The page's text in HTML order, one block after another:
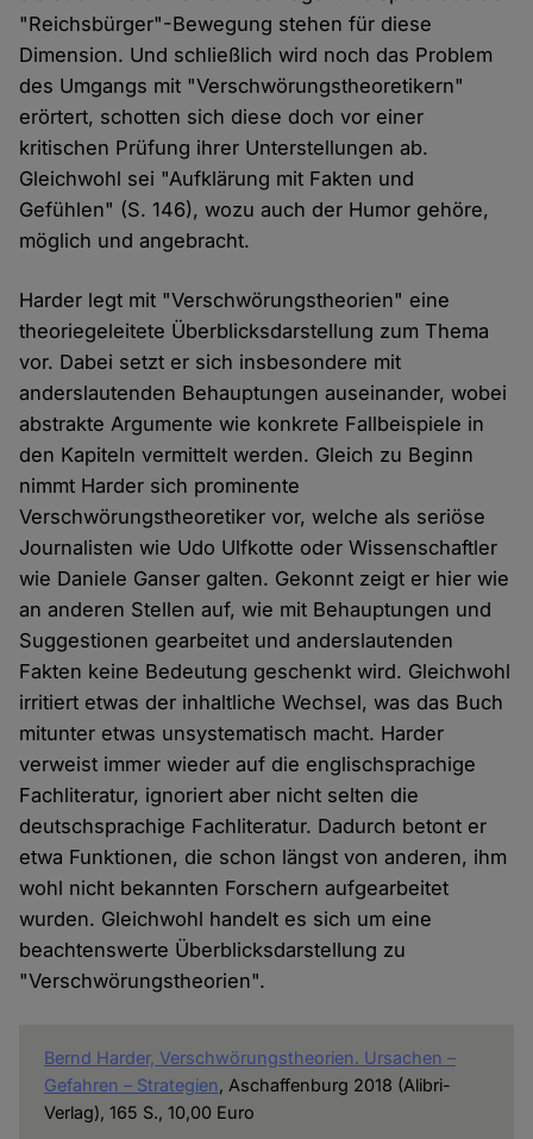
"Reichsbürger"-Bewegung stehen für diese
Dimension. Und schließlich wird noch das Problem
des Umgangs mit "Verschwörungstheoretikern"
erörtert, schotten sich diese doch vor einer
kritischen Prüfung ihrer Unterstellungen ab.
Gleichwohl sei "Aufklärung mit Fakten und
Gefühlen" (S. 146), wozu auch der Humor gehöre,
möglich und angebracht.
Harder legt mit "Verschwörungstheorien" eine
theoriegeleitete Überblicksdarstellung zum Thema
vor. Dabei setzt er sich insbesondere mit
anderslautenden Behauptungen auseinander, wobei
abstrakte Argumente wie konkrete Fallbeispiele in
den Kapiteln vermittelt werden. Gleich zu Beginn
nimmt Harder sich prominente
Verschwörungstheoretiker vor, welche als seriöse
Journalisten wie Udo Ulfkotte oder Wissenschaftler
wie Daniele Ganser galten. Gekonnt zeigt er hier wie
an anderen Stellen auf, wie mit Behauptungen und
Suggestionen gearbeitet und anderslautenden
Fakten keine Bedeutung geschenkt wird. Gleichwohl
irritiert etwas der inhaltliche Wechsel, was das Buch
mitunter etwas unsystematisch macht. Harder
verweist immer wieder auf die englischsprachige
Fachliteratur, ignoriert aber nicht selten die
deutschsprachige Fachliteratur. Dadurch betont er
etwa Funktionen, die schon längst von anderen, ihm
wohl nicht bekannten Forschern aufgearbeitet
wurden. Gleichwohl handelt es sich um eine
beachtenswerte Überblicksdarstellung zu
"Verschwörungstheorien".
Bernd Harder, Verschwörungstheorien. Ursachen –
Gefahren – Strategien, Aschaffenburg 2018 (Alibri-
Verlag), 165 S., 10,00 Euro